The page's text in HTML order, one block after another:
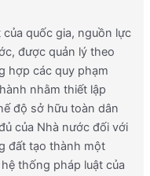
quốc gia, nguồn lực
được quản lý theo
hợp các quy phạm
nhằm thiết lập
độ sở hữu toàn dân
của Nhà nước đối với
đất tạo thành một
thống pháp luật của